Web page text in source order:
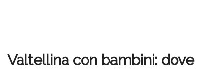
Valtellina con bambini: dove